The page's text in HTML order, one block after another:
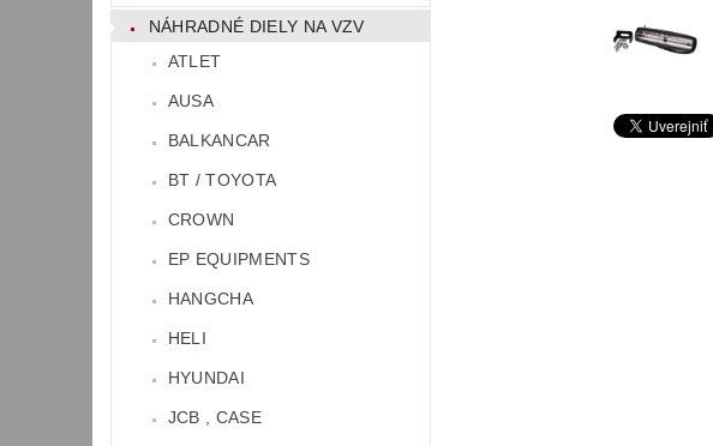
NÁHRADNÉ DIELY NA VZV
ATLET
AUSA
BALKANCAR
BT / TOYOTA
CROWN
EP EQUIPMENTS
HANGCHA
HELI
HYUNDAI
JCB , CASE